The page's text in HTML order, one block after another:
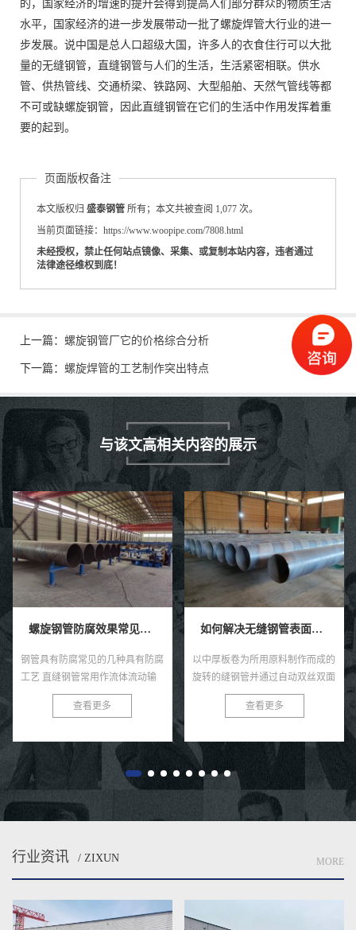
的，国家经济的增速的提升会得到提高人们部分群众的物质生活
水平，国家经济的进一步发展带动一批了螺旋焊管大行业的进一
步发展。说中国是总人口超级大国，许多人的衣食住行可以大批
量的无缝钢管，直缝钢管与人们的生活，生活紧密相联。供水
管、供热管线、交通桥梁、铁路网、大型船舶、天然气管线等都
不可或缺螺旋钢管，因此直缝钢管在它们的生活中作用发挥着重
要的起到。
页面版权备注
本文版权归 盛泰钢管 所有；本文共被查阅 1,077 次。
当前页面链接：https://www.woopipe.com/7808.html
未经授权，禁止任何站点镜像、采集、或复制本站内容，违者通过
法律途径维权到底！
上一篇： 螺旋钢管厂它的价格综合分析
下一篇： 螺旋焊管的工艺制作突出特点
与该文高相关内容的展示
螺旋钢管防腐效果常见的四种具有防腐工艺技术。
钢管具有防腐常见的几种具有防腐
工艺 直缝钢管常用作流体流动输
送和其他气体高质量人才，管道系
统经常需要更多埋地、水下或者权
查看更多
如何解决无缝钢管表面感觉的褐色锈点？
以中厚板卷为所用原料制作而成的
旋转的缝钢管并通过自动双丝双面
焊条电弧焊压制成型而成的就是螺
旋焊管啦，直缝焊管将热轧扔进点
后...
查看更多
行业资讯 / ZIXUN MORE